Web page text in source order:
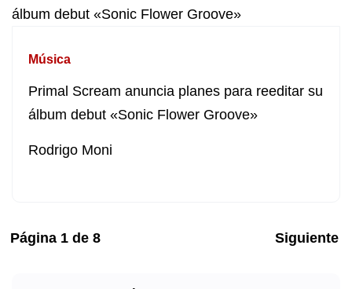
Música
Primal Scream anuncia planes para reeditar su
álbum debut «Sonic Flower Groove»
Rodrigo Moni
Página 1 de 8 Siguiente